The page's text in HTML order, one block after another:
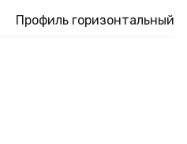
Профиль горизонтальный